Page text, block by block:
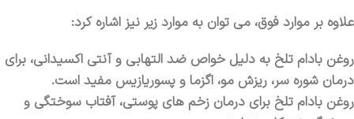
علاوه بر موارد فوق، می توان به موارد زیر نیز اشاره کرد:
روغن بادام تلخ به دلیل خواص ضد التهابی و آنتی اکسیدانی، برای
درمان شوره سر، ریزش مو، اگزما و پسوریازیس مفید است.
روغن بادام تلخ برای درمان زخم های پوستی، آفتاب سوختگی و